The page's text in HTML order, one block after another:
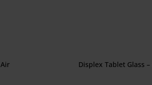
Displex Tablet Glass